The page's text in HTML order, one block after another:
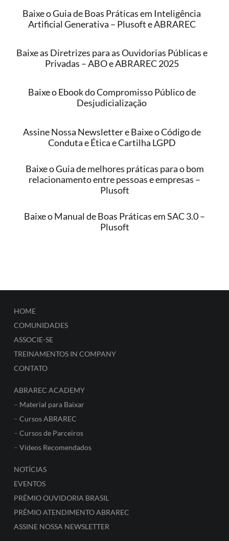
Baixe o Guia de Boas Práticas em Inteligência
Artificial Generativa – Plusoft e ABRAREC
Baixe as Diretrizes para as Ouvidorias Públicas e
Privadas – ABO e ABRAREC 2025
Baixe o Ebook do Compromisso Público de
Desjudicialização
Assine Nossa Newsletter e Baixe o Código de
Conduta e Ética e Cartilha LGPD
Baixe o Guia de melhores práticas para o bom
relacionamento entre pessoas e empresas –
Plusoft
Baixe o Manual de Boas Práticas em SAC 3.0 –
Plusoft
HOME
COMUNIDADES
ASSOCIE-SE
TREINAMENTOS IN COMPANY
CONTATO
ABRAREC ACADEMY
– Material para Baixar
– Cursos ABRAREC
– Cursos de Parceiros
– Vídeos Recomendados
NOTÍCIAS
EVENTOS
PRÊMIO OUVIDORIA BRASIL
PRÊMIO ATENDIMENTO ABRAREC
ASSINE NOSSA NEWSLETTER